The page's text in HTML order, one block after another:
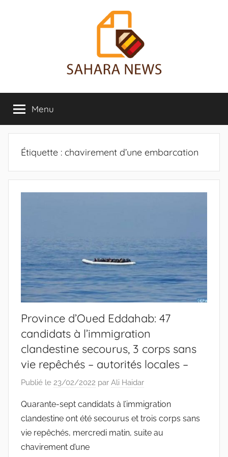
Sahara
News
sur
le
Sahara
révélée
Menu
Étiquette : chavirement d’une embarcation
Province d’Oued Eddahab: 47
candidats à l’immigration
clandestine secourus, 3 corps sans
vie repêchés – autorités locales –
Publié le 23/02/2022 par Ali Haidar
Quarante-sept candidats à l’immigration
clandestine ont été secourus et trois corps sans
vie repêchés, mercredi matin, suite au
chavirement d’une